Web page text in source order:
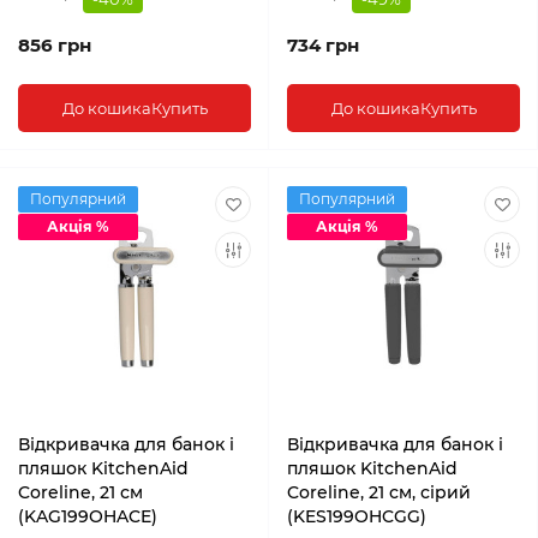
856 грн
До кошикаКупить
734 грн
До кошикаКупить
Популярний
Акція %
Відкривачка для банок і
пляшок KitchenAid
Coreline, 21 см
(KAG199OHACE)
Популярний
Акція %
Відкривачка для банок і
пляшок KitchenAid
Coreline, 21 см, сірий
(KES199OHCGG)